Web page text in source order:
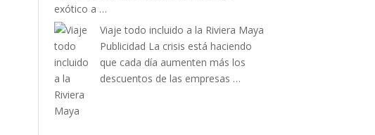
exótico a …
Viaje todo incluido a la Riviera Maya
Publicidad La crisis está haciendo
que cada día aumenten más los
descuentos de las empresas …